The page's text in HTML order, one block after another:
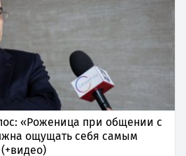
«Роженица при общении с
ощущать себя самым